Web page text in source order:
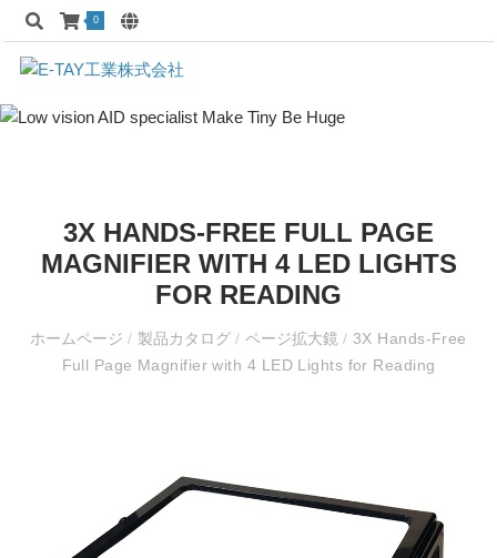
0
3X HANDS-FREE FULL PAGE
MAGNIFIER WITH 4 LED LIGHTS
FOR READING
ホームページ/ 製品カタログ/ ページ拡大鏡/ 3X Hands-Free
Full Page Magnifier with 4 LED Lights for Reading